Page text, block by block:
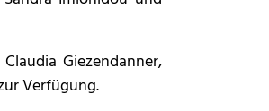
Giezendanner,
Verfügung.